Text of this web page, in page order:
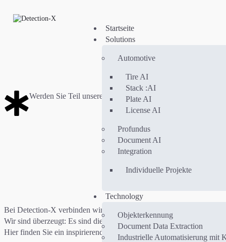
Startseite
Solutions
Automotive
Tire AI
Stack :AI
Plate AI
License AI
Profundus
Document AI
Integration
Individuelle Projekte
Technology
Objekterkennung
Document Data Extraction
Industrielle Automatisierung mit
Werden Sie Teil unseres Erfolgs
Bei Detection-X verbinden wir künstliche Intelligenz, industrielle
Wir sind überzeugt: Es sind die Menschen, die der Technologie Leben
Hier finden Sie ein inspirierendes Umfeld, spannende Projekte und